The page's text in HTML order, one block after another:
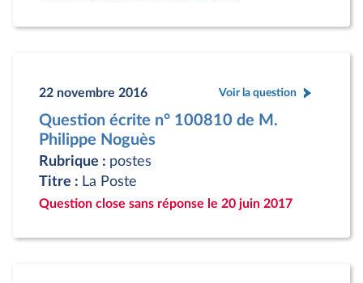
22 novembre 2016 Voir la question
Question écrite n° 100810 de M.
Philippe Noguès
Rubrique : postes
Titre : La Poste
Question close sans réponse le 20 juin 2017